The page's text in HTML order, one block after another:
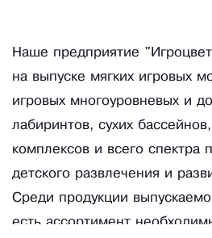
Наше предприятие
на выпуске мягких игровых
игровых многоуровневых и
лабиринтов, сухих
комплексов и всего спектра
детского развлечения и
Среди продукции
есть ассортимент